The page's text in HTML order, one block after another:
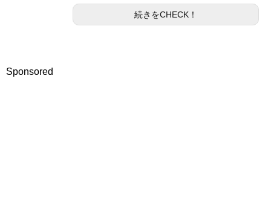
続きをCHECK！
Sponsored